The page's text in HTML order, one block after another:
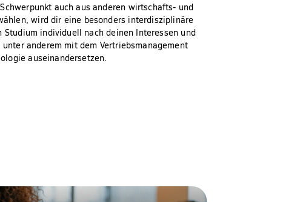
auch aus anderen wirtschafts- und
wird dir eine besonders interdisziplinäre
individuell nach deinen Interessen und
anderem mit dem Vertriebsmanagement
auseinandersetzen.